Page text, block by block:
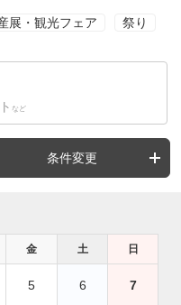
展・観光フェア 祭り
など
条件変更
金 土 日
5 6 7